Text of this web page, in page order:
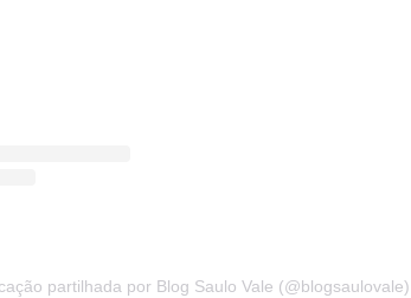
partilhada por Blog Saulo Vale (@blogsaulovale)